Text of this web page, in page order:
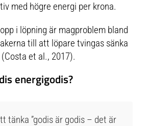
med högre energi per krona.
i löpning är magproblem bland
till att löpare tvingas sänka
et al., 2017).
energigodis?
tänka ”godis är godis – det är